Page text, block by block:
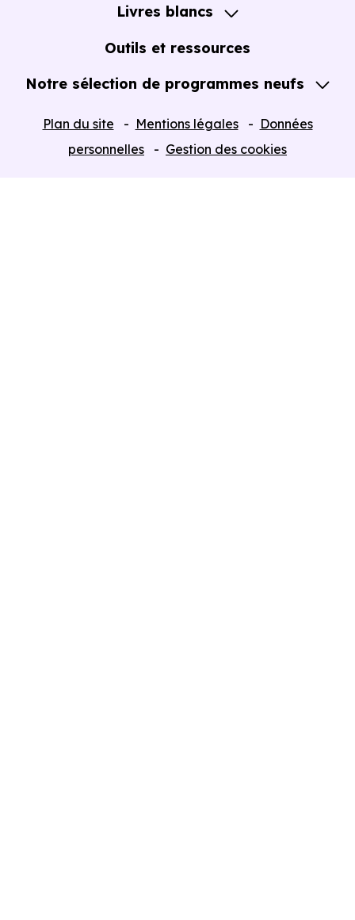
Livres blancs
Guide de l'Achat immobilier neuf en VEFA
Outils et ressources
Notre sélection de programmes neufs
Plan du site Mentions légales
Données
personnelles
Gestion des cookies